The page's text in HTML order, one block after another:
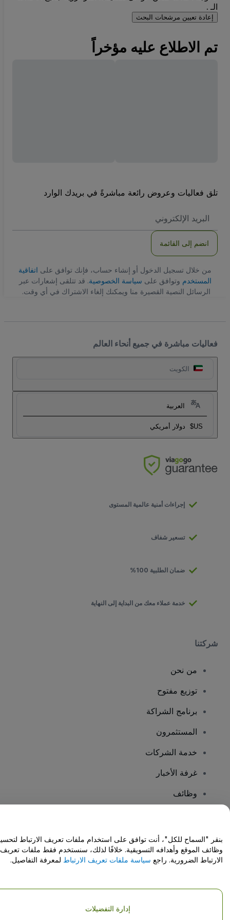
الـ .
إعادة تعيين مرشحات البحث
تم الاطلاع عليه مؤخراً
تلق فعاليات وعروض رائعة مباشرةً في بريدك الوارد
الاكتروني
انضم إلى القائمة
من خلال تسجيل الدخول أو إنشاء حساب، فإنك توافق على اتفاقية
المستخدم وتوافق على سياسة الخصوصية. قد تتلقى إشعارات عبر
الرسائل النصية القصيرة منا ويمكنك إلغاء الاشتراك في أي وقت.
فعاليات مباشرة في جميع أنحاء العالم
الكويت
العربية
US$ دولار أمريكي
إجراءات أمنية عالمية المستوى
تسعير شفاف
ضمان الطلبية 100%
خدمة عملاء معك من البداية إلى النهاية
شركتنا
من نحن
توزيع مفتوح
برنامج الشراكة
المستثمرون
خدمة الشركات
غرفة الأخبار
وظائف
مركز المساعدة / اتصل بنا
حقوق النشر © شركة فياجوجو المحدودة 2026
تفاصيل الشركة
بنقر "السماح للكل"، أنت توافق على استخدام ملفات تعريف الارتباط
وظائف الموقع وأهدافه التسويقية. خلافًا لذلك، سنستخدم فقط ملفات تعريف
الارتباط الضرورية. راجع سياسة ملفات تعريف الارتباط لمعرفة التفاصيل.
إدارة التفضيلات